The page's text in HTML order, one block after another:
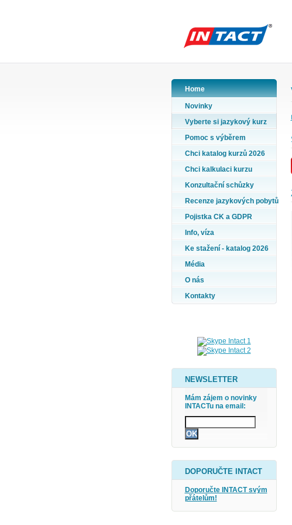
Home
Novinky
Vyberte si jazykový kurz
Pomoc s výběrem
Chci katalog kurzů 2026
Chci kalkulaci kurzu
Konzultační schůzky
Recenze jazykových pobytů
Pojistka CK a GDPR
Info, víza
Ke stažení - katalog 2026
Média
O nás
Kontakty
NEWSLETTER
Mám zájem o novinky
INTACTu na email:
DOPORUČTE INTACT
Doporučte INTACT svým
přátelům!